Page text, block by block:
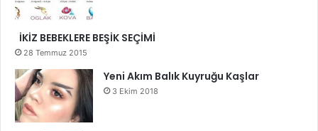
İKİZ BEBEKLERE BEŞİK SEÇİMİ
28 Temmuz 2015
Yeni Akım Balık Kuyruğu Kaşlar
3 Ekim 2018